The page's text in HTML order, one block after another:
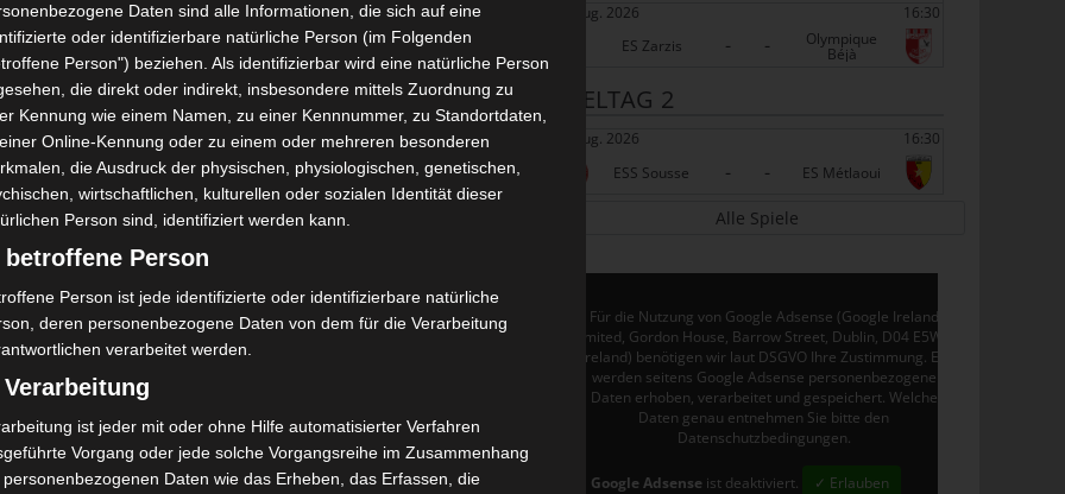
59'
68'
47'
Croissant Sportif Chebbien (CSC)
T A. Hallaoui
D W. Sahli
O F. Timoumi
M
M A. Chtioui
M S. Hamdi
22 Aug. 2026
16:30
ES Zarzis
- - Olympique
Béjà
SPIELTAG 2
29 Aug. 2026
16:30
ESS Sousse
- - ES Métlaoui
Alle Spiele
Für die Nutzung von Google Adsense (Google Ireland
Limited, Gordon House, Barrow Street, Dublin, D04 E5W5,
Ireland) benötigen wir laut DSGVO Ihre Zustimmung. Es
werden seitens Google Adsense personenbezogene
Daten erhoben, verarbeitet und gespeichert. Welche
Daten genau entnehmen Sie bitte den
Datenschutzbedingungen.
Google Adsense ist deaktiviert.
✓ Erlauben
Daten sind alle Informationen, die sich auf eine
oder identifizierbare natürliche Person (im Folgenden
Person") beziehen. Als identifizierbar wird eine natürliche Person
die direkt oder indirekt, insbesondere mittels Zuordnung zu
Kennung wie einem Namen, zu einer Kennnummer, zu Standortdaten,
Online-Kennung oder zu einem oder mehreren besonderen
die Ausdruck der physischen, physiologischen, genetischen,
wirtschaftlichen, kulturellen oder sozialen Identität dieser
Person sind, identifiziert werden kann.
betroffene Person
Person ist jede identifizierte oder identifizierbare natürliche
deren personenbezogene Daten von dem für die Verarbeitung
verarbeitet werden.
ist jeder mit oder ohne Hilfe automatisierter Verfahren
Vorgang oder jede solche Vorgangsreihe im Zusammenhang
personenbezogenen Daten wie das Erheben, das Erfassen, die